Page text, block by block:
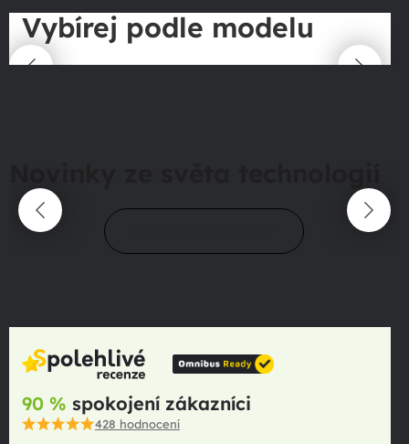
Vybírej podle modelu
90 % spokojení zákazníci
428 hodnocení